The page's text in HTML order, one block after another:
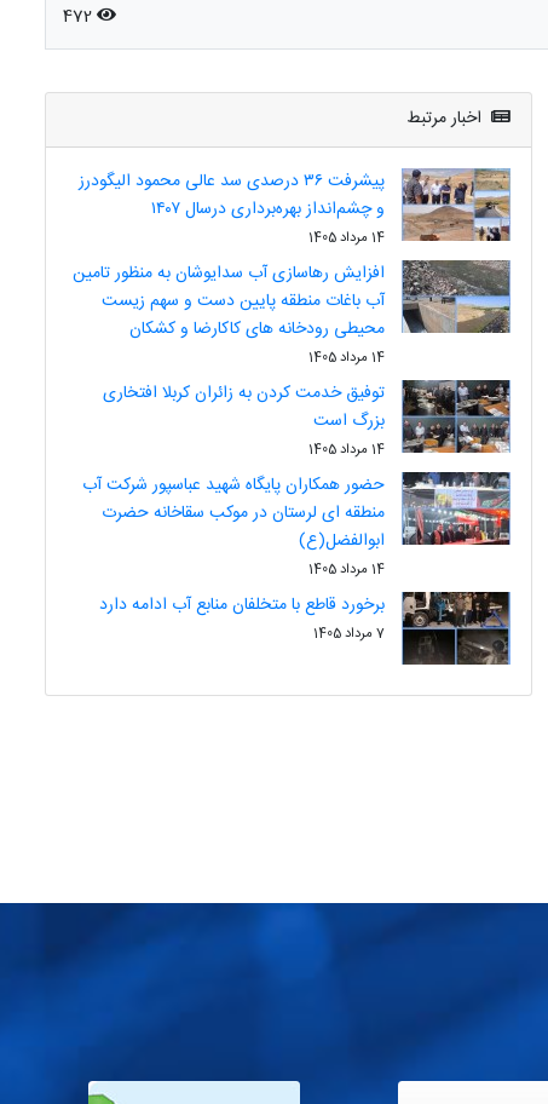
472
اخبار مرتبط
پیشرفت ۳۶ درصدی سد عالی محمود الیگودرز
و چشم‌انداز بهره‌برداری درسال ۱۴۰۷
14 مرداد 1405
افزایش رهاسازی آب سدایوشان به منظور تامین
آب باغات منطقه پایین دست و سهم زیست
محیطی رودخانه های کاکارضا و کشکان
14 مرداد 1405
توفیق خدمت کردن به زائران کربلا افتخاری
بزرگ است
14 مرداد 1405
حضور همکاران پایگاه شهید عباسپور شرکت آب
منطقه ای لرستان در موکب سقاخانه حضرت
ابوالفضل(ع)
14 مرداد 1405
برخورد قاطع با متخلفان منابع آب ادامه دارد
7 مرداد 1405